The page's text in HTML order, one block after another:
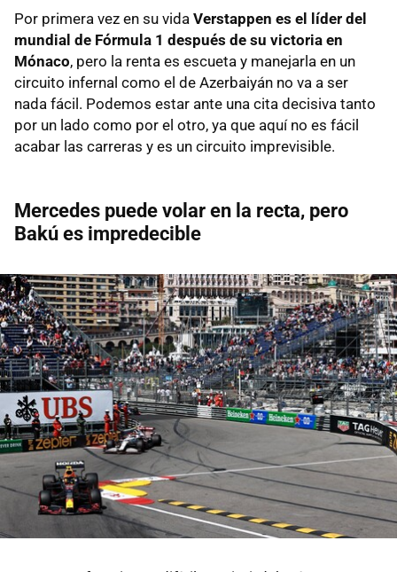
Por primera vez en su vida Verstappen es el líder del
mundial de Fórmula 1 después de su victoria en
Mónaco, pero la renta es escueta y manejarla en un
circuito infernal como el de Azerbaiyán no va a ser
nada fácil. Podemos estar ante una cita decisiva tanto
por un lado como por el otro, ya que aquí no es fácil
acabar las carreras y es un circuito imprevisible.
Mercedes puede volar en la recta, pero
Bakú es impredecible